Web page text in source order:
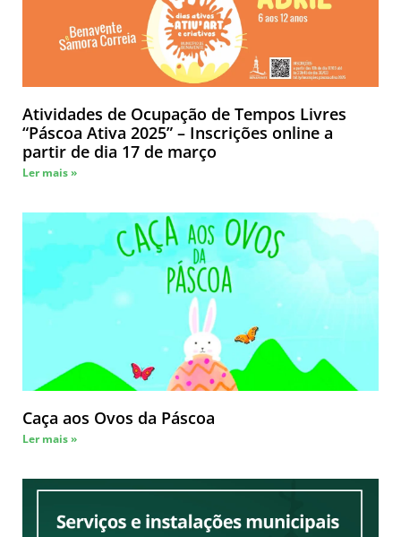
Atividades de Ocupação de Tempos Livres
“Páscoa Ativa 2025” – Inscrições online a
partir de dia 17 de março
Ler mais »
Caça aos Ovos da Páscoa
Ler mais »